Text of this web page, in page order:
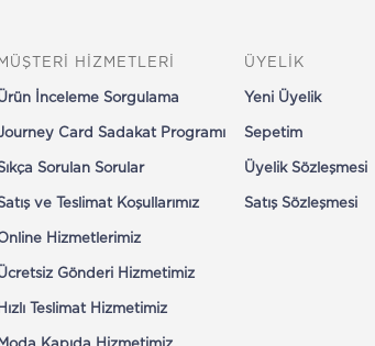
MÜŞTERİ HİZMETLERİ
İnceleme Sorgulama
Card Sadakat Programı
Sorulan Sorular
ve Teslimat Koşullarımız
Hizmetlerimiz
Gönderi Hizmetimiz
Hızlı Teslimat Hizmetimiz
ÜYELİK
Yeni Üyelik
Sepetim
Üyelik Sözleşmesi
Satış Sözleşmesi